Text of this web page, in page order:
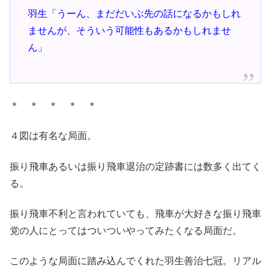
羽生「うーん、まだだいぶ先の話になるかもしれ
ませんが、そういう可能性もあるかもしれませ
ん」
＊ ＊ ＊ ＊ ＊
４図は有名な局面。
振り飛車あるいは振り飛車退治の定跡書には数多く出てく
る。
振り飛車不利と言われていても、飛車が大好きな振り飛車
党の人にとってはついついやってみたくなる局面だ。
このような局面に踏み込んでくれた羽生善治七冠。リアル